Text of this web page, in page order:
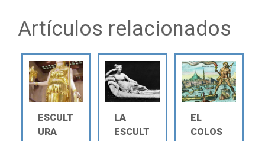
Artículos relacionados
ESCULT
URA
LA
ESCULT
EL
COLOS